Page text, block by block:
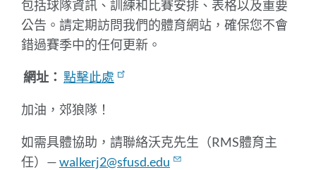
包括球隊資訊、訓練和比賽安排、表格以及重要
公告。請定期訪問我們的體育網站，確保您不會
錯過賽季中的任何更新。
網址： 點擊此處
加油，郊狼隊！
如需具體協助，請聯絡沃克先生（RMS體育主
任）—walkerj2@sfusd.edu